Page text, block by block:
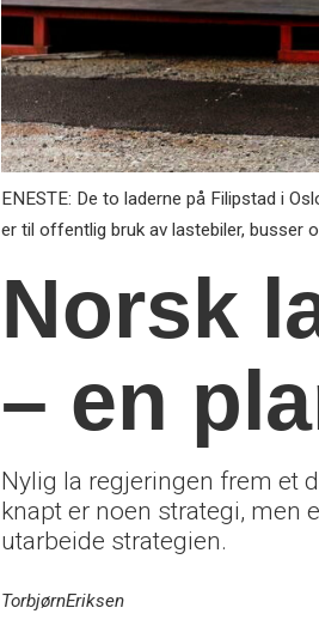
ENESTE: De to laderne på Filipstad i
er til offentlig bruk av lastebiler, busser
Norsk
– en
Nylig la regjeringen frem et
knapt er noen strategi, men
utarbeide strategien.
TorbjørnEriksen